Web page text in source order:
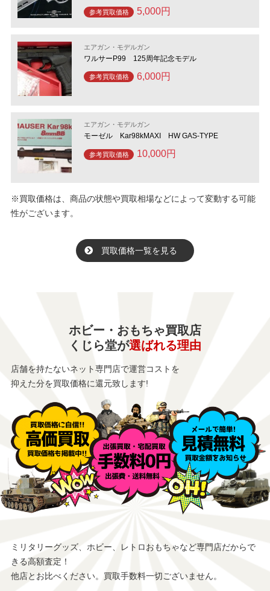
参考買取価格 5,000円
エアガン・モデルガン
ワルサーP99 125周年記念モデル
参考買取価格 6,000円
エアガン・モデルガン
モーゼル Kar98kMAXI HW GAS-TYPE
参考買取価格 10,000円
※買取価格は、商品の状態や買取相場などによって変動する可能
性がございます。
買取価格一覧を見る
ホビー・おもちゃ買取店
くじら堂が選ばれる理由
店舗を持たないネット専門店で運営コストを
抑えた分を買取価格に還元致します!
ミリタリーグッズ、ホビー、レトロおもちゃなど専門店だからで
きる高額査定！
他店とお比べください。買取手数料一切ございません。